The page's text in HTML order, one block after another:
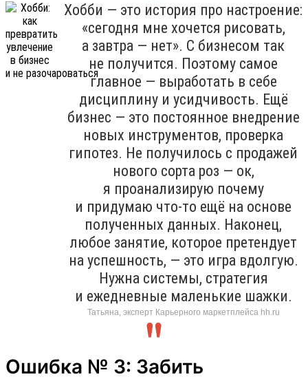
Хобби — это история про настроение:
«сегодня мне хочется рисовать,
а завтра — нет». С бизнесом так
не получится. Поэтому самое
главное — выработать в себе
дисциплину и усидчивость. Ещё
бизнес — это постоянное внедрение
новых инструментов, проверка
гипотез. Не получилось с продажей
нового сорта роз — ок,
я проанализирую почему
и придумаю что-то ещё на основе
полученных данных. Наконец,
любое занятие, которое претендует
на успешность, — это игра вдолгую.
Нужна системы, стратегия
и ежедневные маленькие шажки.
Татьяна, эксперт Карьерного маркетплейса hh.ru
Ошибка № 3: Забить